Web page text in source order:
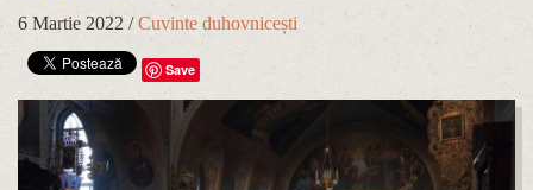
6 Martie 2022 /Cuvinte duhovnicești
Save